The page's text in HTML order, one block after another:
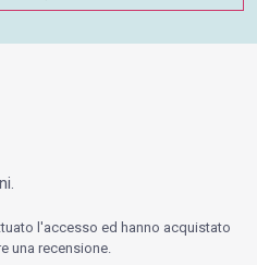
l'accesso ed hanno acquistato
una recensione.